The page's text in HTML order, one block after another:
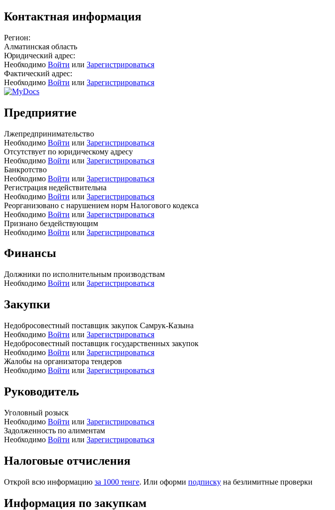
Контактная информация
Регион:
Алматинская область
Юридический адрес:
Необходимо Войти или Зарегистрироваться
Фактический адрес:
Необходимо Войти или Зарегистрироваться
Предприятие
Лжепредпринимательство
Необходимо Войти или Зарегистрироваться
Отсутствует по юридическому адресу
Необходимо Войти или Зарегистрироваться
Банкротство
Необходимо Войти или Зарегистрироваться
Регистрация недействительна
Необходимо Войти или Зарегистрироваться
Реорганизовано с нарушением норм Налогового кодекса
Необходимо Войти или Зарегистрироваться
Признано бездействующим
Необходимо Войти или Зарегистрироваться
Финансы
Должники по исполнительным производствам
Необходимо Войти или Зарегистрироваться
Закупки
Недобросовестный поставщик закупок Самрук-Казына
Необходимо Войти или Зарегистрироваться
Недобросовестный поставщик государственных закупок
Необходимо Войти или Зарегистрироваться
Жалобы на организатора тендеров
Необходимо Войти или Зарегистрироваться
Руководитель
Уголовный розыск
Необходимо Войти или Зарегистрироваться
Задолженность по алиментам
Необходимо Войти или Зарегистрироваться
Налоговые отчисления
Открой всю информацию за 1000 тенге. Или оформи подписку на безлимитные проверки
Информация по закупкам